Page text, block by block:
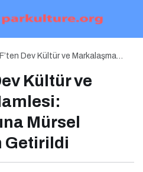
Dev Kültür ve Markalaşma
Kültür ve
Mürsel
Getirildi
Teknolojileri Konferansı